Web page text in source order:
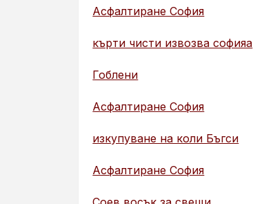
Асфалтиране София
кърти чисти извозва софияа
Гоблени
Асфалтиране София
изкупуване на коли Бъгси
Асфалтиране София